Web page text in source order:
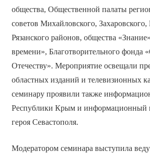
общества, Общественной палаты
советов Михайловского, Захаровского,
Рязанского районов, общества
времени», Благотворительного фонда
Отечеству». Мероприятие освещали
областных изданий и телевизионных
семинару проявили также
Республики Крым и информационный
героя Севастополя.
Модератором семинара выступила